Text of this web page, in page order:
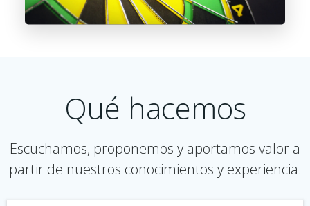
Qué hacemos
Escuchamos, proponemos y aportamos valor a
partir de nuestros conocimientos y experiencia.